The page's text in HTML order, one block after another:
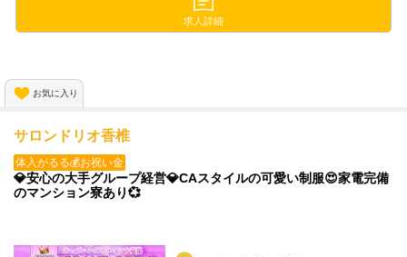
今のお店よりも『いい条件』で求人詳細
お気に入り
サロンドリオ香椎
体入がるる💰お祝い金
💎安心の大手グループ経営💎CAスタイルの可愛い制服😍家電完備
のマンション寮あり💞